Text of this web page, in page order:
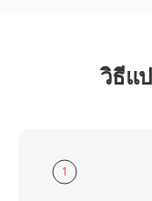
วิธีแ
1